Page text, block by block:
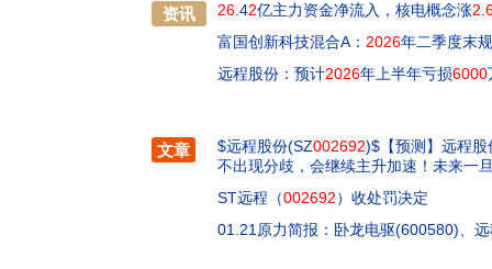
资讯 26 .42亿主力资金净流入，核电概念涨2
富国创新科技混合A： 2026年二季度末
远程股份：预计2026年上半年亏损6000
文章 $远程股份(SZ002692)$【预测】远程
不出现分歧，会继续主升加速！未来一
ST远程（002692）收处罚决定
01.21原力简报：卧龙电驱(600580)、